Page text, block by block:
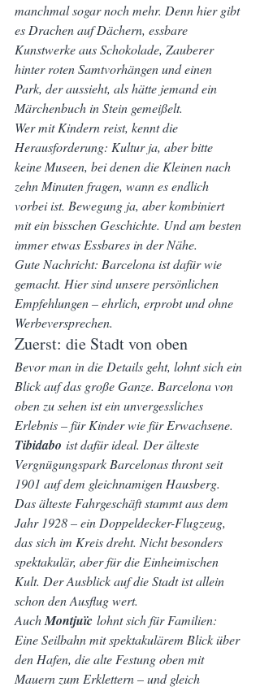
manchmal sogar noch mehr. Denn hier gibt
es Drachen auf Dächern, essbare
Kunstwerke aus Schokolade, Zauberer
hinter roten Samtvorhängen und einen
Park, der aussieht, als hätte jemand ein
Märchenbuch in Stein gemeißelt.
Wer mit Kindern reist, kennt die
Herausforderung: Kultur ja, aber bitte
keine Museen, bei denen die Kleinen nach
zehn Minuten fragen, wann es endlich
vorbei ist. Bewegung ja, aber kombiniert
mit ein bisschen Geschichte. Und am besten
immer etwas Essbares in der Nähe.
Gute Nachricht: Barcelona ist dafür wie
gemacht. Hier sind unsere persönlichen
Empfehlungen – ehrlich, erprobt und ohne
Werbeversprechen.
Zuerst: die Stadt von oben
Bevor man in die Details geht, lohnt sich ein
Blick auf das große Ganze. Barcelona von
oben zu sehen ist ein unvergessliches
Erlebnis – für Kinder wie für Erwachsene.
Tibidabo ist dafür ideal. Der älteste
Vergnügungspark Barcelonas thront seit
1901 auf dem gleichnamigen Hausberg.
Das älteste Fahrgeschäft stammt aus dem
Jahr 1928 – ein Doppeldecker-Flugzeug,
das sich im Kreis dreht. Nicht besonders
spektakulär, aber für die Einheimischen
Kult. Der Ausblick auf die Stadt ist allein
schon den Ausflug wert.
Auch Montjuïc lohnt sich für Familien:
Eine Seilbahn mit spektakulärem Blick über
den Hafen, die alte Festung oben mit
Mauern zum Erklettern – und gleich